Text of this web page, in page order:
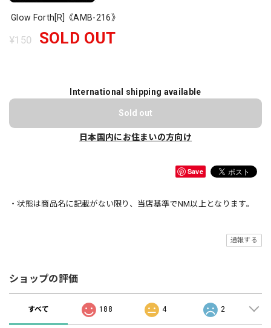
Glow Forth[R]《AMB-216》
¥150 SOLD OUT
International shipping available
Sold out
日本国内にお住まいの方向け
Save
・状態は商品名に記載がない限り、当店基準でNM以上となります。
通報する
ショップの評価
すべて 188 4 2